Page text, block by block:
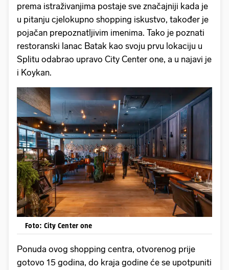
prema istraživanjima postaje sve značajniji kada je
u pitanju cjelokupno shopping iskustvo, također je
pojačan prepoznatljivim imenima. Tako je poznati
restoranski lanac Batak kao svoju prvu lokaciju u
Splitu odabrao upravo City Center one, a u najavi je
i Koykan.
Foto: City Center one
Ponuda ovog shopping centra, otvorenog prije
gotovo 15 godina, do kraja godine će se upotpuniti